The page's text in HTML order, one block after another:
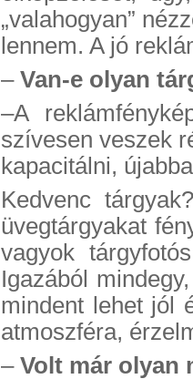
„valahogyan”
lennem. A jó
– Van-e olyan
–A
szívesen veszek
kapacitálni,
Kedvenc
üvegtárgyakat
vagyok
Igazából
mindent lehet jól
atmoszféra,
– Volt már olyan